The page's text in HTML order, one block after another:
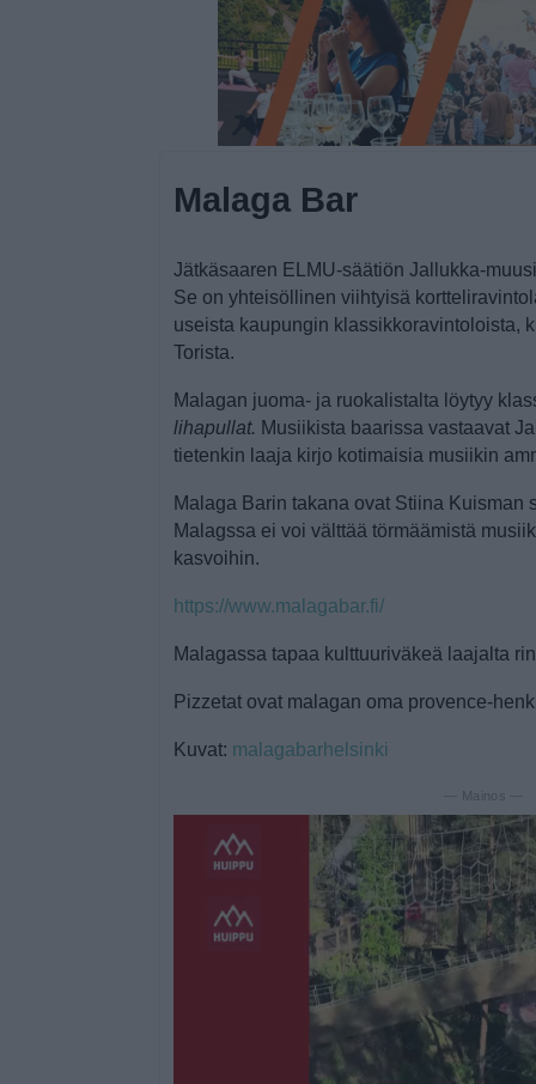
Malaga Bar
Jätkäsaaren ELMU-säätiön Jallukka-
Se on yhteisöllinen viihtyisä
useista kaupungin klassikkoravintoloista,
Torista.
Malagan juoma- ja ruokalistalta löytyy
lihapullat. Musiikista baarissa vastaavat
tietenkin laaja kirjo kotimaisia musiikin
Malaga Barin takana ovat Stiina Kuisman
Malagssa ei voi välttää törmäämistä
kasvoihin.
https://www.malagabar.fi/
Malagassa tapaa kulttuuriväkeä laajalta
Pizzetat ovat malagan oma provence-
Kuvat: malagabarhelsinki
— Mainos —